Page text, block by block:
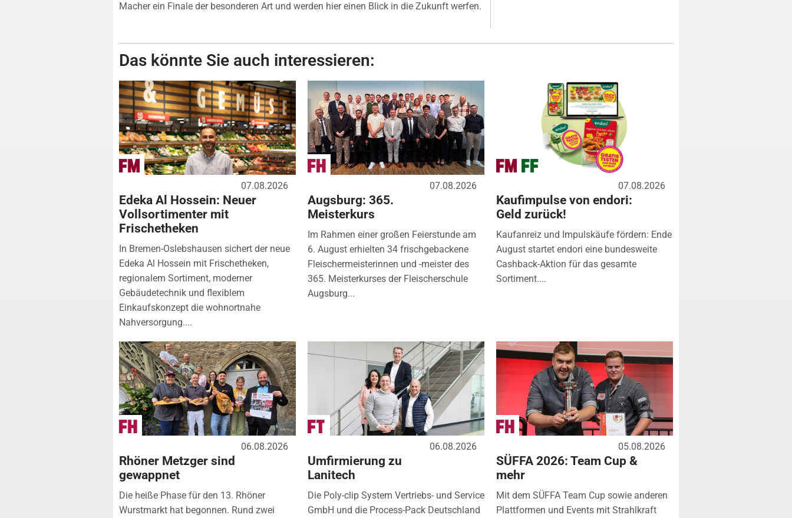
Macher ein Finale der besonderen Art und werden hier einen Blick in die Zukunft werfen.
Das könnte Sie auch interessieren:
07.08.2026
Edeka Al Hossein: Neuer
Vollsortimenter mit
Frischetheken
In Bremen-Oslebshausen sichert der neue
Edeka Al Hossein mit Frischetheken,
regionalem Sortiment, moderner
Gebäudetechnik und flexiblem
Einkaufskonzept die wohnortnahe
Nahversorgung....
07.08.2026
Augsburg: 365.
Meisterkurs
Im Rahmen einer großen Feierstunde am
6. August erhielten 34 frischgebackene
Fleischermeisterinnen und -meister des
365. Meisterkurses der Fleischerschule
Augsburg...
07.08.2026
Kaufimpulse von endori:
Geld zurück!
Kaufanreiz und Impulskäufe fördern: Ende
August startet endori eine bundesweite
Cashback-Aktion für das gesamte
Sortiment....
06.08.2026
Rhöner Metzger sind
gewappnet
Die heiße Phase für den 13. Rhöner
Wurstmarkt hat begonnen. Rund zwei
06.08.2026
Umfirmierung zu
Lanitech
Die Poly-clip System Vertriebs- und Service
GmbH und die Process-Pack Deutschland
05.08.2026
SÜFFA 2026: Team Cup &
mehr
Mit dem SÜFFA Team Cup sowie anderen
Plattformen und Events mit Strahlkraft